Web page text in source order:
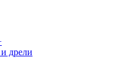
дрели